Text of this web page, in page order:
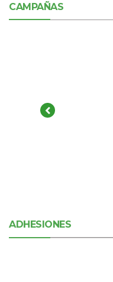
CAMPAÑAS
ADHESIONES